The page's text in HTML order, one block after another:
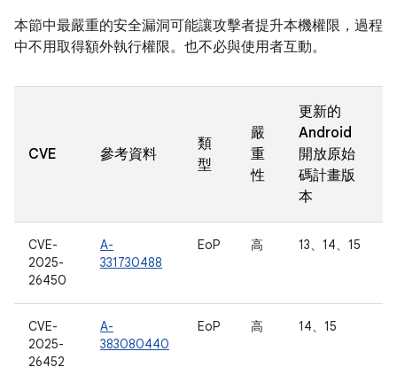
本節中最嚴重的安全漏洞可能讓攻擊者提升本機權限，過程
中不用取得額外執行權限。也不必與使用者互動。
CVE 參考資料
類
型
嚴
重
性
更新的
Android
開放原始
碼計畫版
本
CVE-
2025-
26450
A-
331730488
EoP 高 13、14、15
CVE-
2025-
26452
A-
383080440
EoP 高 14、15